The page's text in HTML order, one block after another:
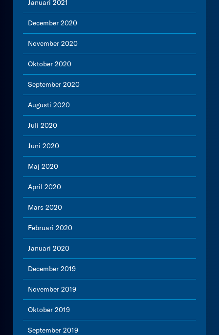
Januari 2021
December 2020
November 2020
Oktober 2020
September 2020
Augusti 2020
Juli 2020
Juni 2020
Maj 2020
April 2020
Mars 2020
Februari 2020
Januari 2020
December 2019
November 2019
Oktober 2019
September 2019